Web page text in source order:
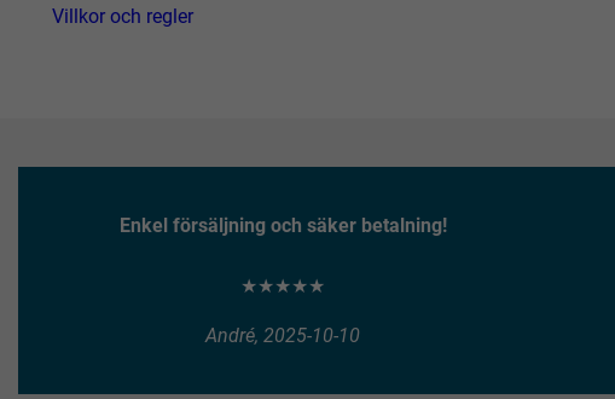
Villkor och regler
Enkel försäljning och säker betalning!
★★★★★
André, 2025-10-10